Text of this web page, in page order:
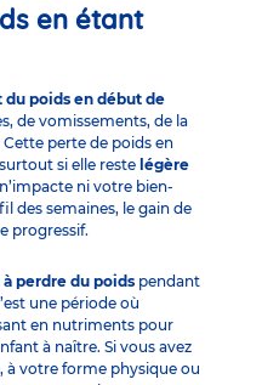
en étant
du poids en début de
de vomissements, de la
perte de poids en
surtout si elle reste légère
ni votre bien-
des semaines, le gain de
progressif.
à perdre du poids pendant
une période où
en nutriments pour
à naître. Si vous avez
à votre forme physique ou